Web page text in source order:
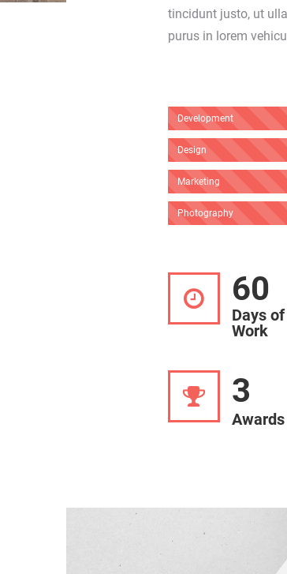
tincidunt justo, ut
purus in lorem
Development
Design
Marketing
Photography
60
Days of
Work
3
Awards